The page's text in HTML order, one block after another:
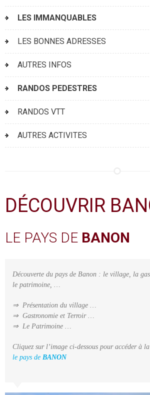
LES IMMANQUABLES
LES BONNES ADRESSES
AUTRES INFOS
RANDOS PEDESTRES
RANDOS VTT
AUTRES ACTIVITES
DÉCOUVRIR
LE PAYS DE BANON
Découverte du pays de Banon : le village, la
le patrimoine, …
⇒ Présentation du village …
⇒ Gastronomie et Terroir …
⇒ Le Patrimoine …
Cliquez sur l’image ci-dessous pour accéder à
le pays de BANON